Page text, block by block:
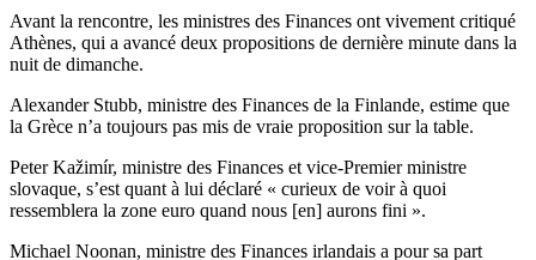
Avant la rencontre, les ministres des Finances ont vivement critiqué
Athènes, qui a avancé deux propositions de dernière minute dans la
nuit de dimanche.
Alexander Stubb, ministre des Finances de la Finlande, estime que
la Grèce n’a toujours pas mis de vraie proposition sur la table.
Peter Kažimír, ministre des Finances et vice-Premier ministre
slovaque, s’est quant à lui déclaré « curieux de voir à quoi
ressemblera la zone euro quand nous [en] aurons fini ».
Michael Noonan, ministre des Finances irlandais a pour sa part